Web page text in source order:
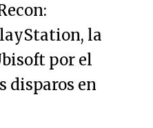
la
por el
disparos en